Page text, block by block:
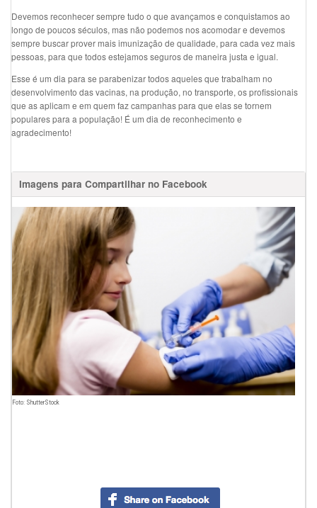
Devemos reconhecer sempre tudo o que avançamos e conquistamos ao
longo de poucos séculos, mas não podemos nos acomodar e devemos
sempre buscar prover mais imunização de qualidade, para cada vez mais
pessoas, para que todos estejamos seguros de maneira justa e igual.
Esse é um dia para se parabenizar todos aqueles que trabalham no
desenvolvimento das vacinas, na produção, no transporte, os profissionais
que as aplicam e em quem faz campanhas para que elas se tornem
populares para a população! É um dia de reconhecimento e
agradecimento!
Imagens para Compartilhar no Facebook
Foto: ShutterStock